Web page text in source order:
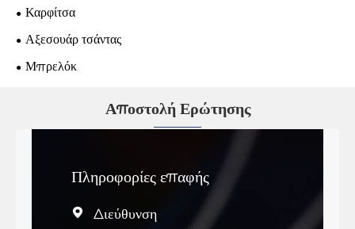
Καρφίτσα
Αξεσουάρ τσάντας
Μπρελόκ
Αποστολή Ερώτησης
Πληροφορίες επαφής
 Διεύθυνση